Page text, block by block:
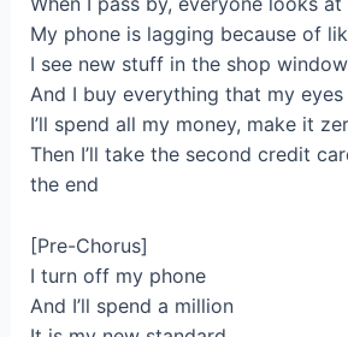
My phone is lagging because of
I see new stuff in thе shop
And I buy everything that my
I’ll spend all my money, make it
Then I’ll take the second credit
the end
[Pre-Chorus]
I turn off my phone
And I’ll spend a million